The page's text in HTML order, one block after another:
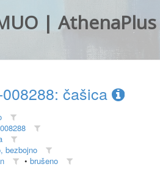
| AthenaPlus
čašica
bezbojno
• brušeno